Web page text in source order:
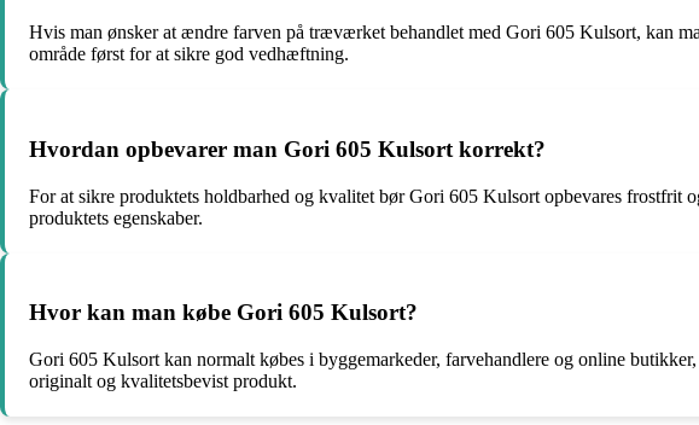
Hvis man ønsker at ændre farven på træværket behandlet med Gori 605 Kulsort, kan
område først for at sikre god vedhæftning.
Hvordan opbevarer man Gori 605 Kulsort korrekt?
For at sikre produktets holdbarhed og kvalitet bør Gori 605 Kulsort opbevares
produktets egenskaber.
Hvor kan man købe Gori 605 Kulsort?
Gori 605 Kulsort kan normalt købes i byggemarkeder, farvehandlere og online
originalt og kvalitetsbevist produkt.